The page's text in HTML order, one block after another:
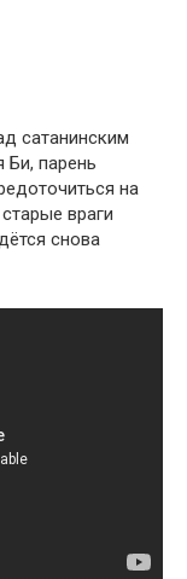
сатанинским
Би, парень
на
враги
снова